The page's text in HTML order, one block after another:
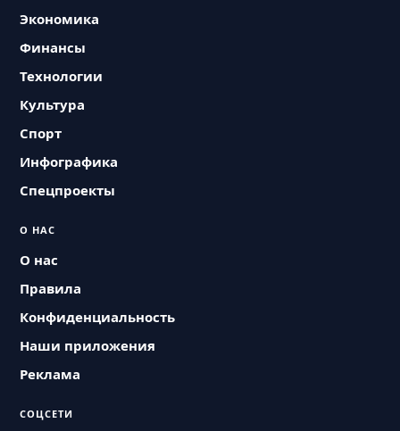
Экономика
Финансы
Технологии
Культура
Спорт
Инфографика
Спецпроекты
О НАС
О нас
Правила
Конфиденциальность
Наши приложения
Реклама
СОЦСЕТИ